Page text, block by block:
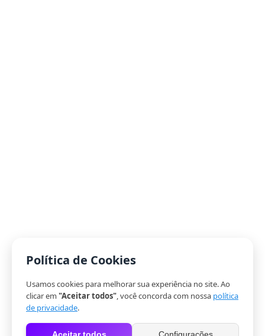
Política de Cookies
Usamos cookies para melhorar sua experiência no site. Ao
clicar em "Aceitar todos", você concorda com nossa política
de privacidade.